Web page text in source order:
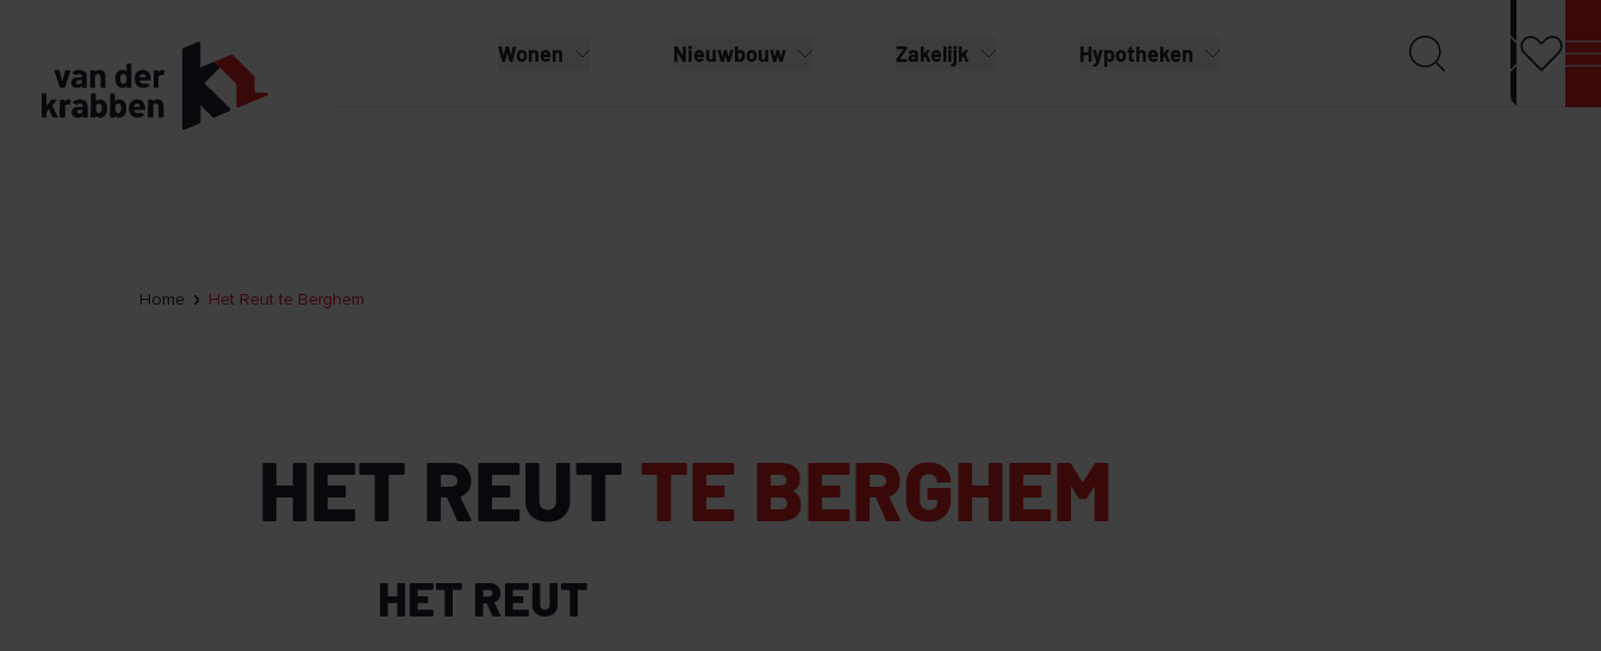
Wonen Nieuwbouw Zakelijk Hypotheken
Home Het Reut te Berghem
HET REUT TE BERGHEM
HET REUT